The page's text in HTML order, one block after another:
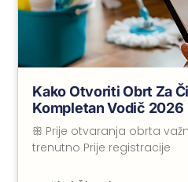
Kako Otvoriti Obrt Za
Kompletan Vodič 2026
ꕥ Prije otvaranja obrta
trenutno Prije registracije